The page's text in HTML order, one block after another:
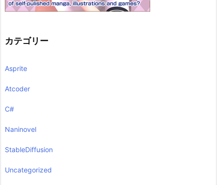
カテゴリー
Asprite
Atcoder
C#
Naninovel
StableDiffusion
Uncategorized